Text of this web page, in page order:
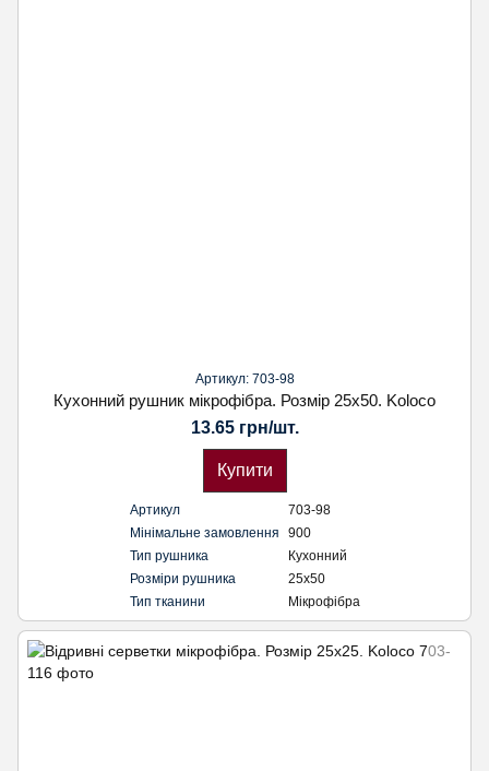
Артикул: 703-98
Кухонний рушник мікрофібра. Розмір 25х50. Koloco
13.65 грн/шт.
Купити
Артикул
703-98
Мінімальне замовлення
900
Тип рушника
Кухонний
Розміри рушника
25х50
Тип тканини
Мікрофібра